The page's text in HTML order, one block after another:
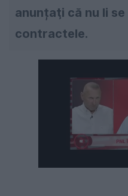
anunțaţi că nu li
contractele.